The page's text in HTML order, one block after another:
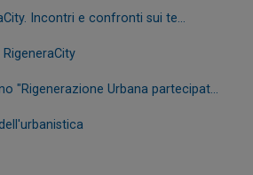
Incontri e confronti sui te...
RigeneraCity
"Rigenerazione Urbana partecipat...